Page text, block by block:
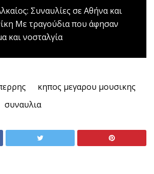
Συναυλίες σε Αθήνα και
Mε τραγούδια που άφησαν
και νοσταλγία
κηπος μεγαρου μουσικης
συναυλια